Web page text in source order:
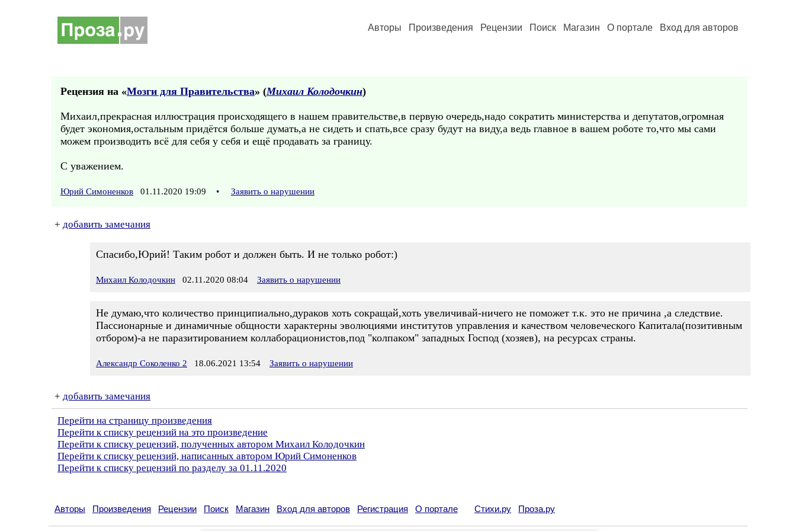
Авторы Произведения Рецензии Поиск Магазин О портале Вход для авторов
Рецензия на «Мозги для Правительства» (Михаил Колодочкин)
Михаил,прекрасная иллюстрация происходящего в нашем правительстве,в первую очередь,надо сократить министерства и депутатов,огромная
будет экономия,остальным придётся больше думать,а не сидеть и спать,все сразу будут на виду,а ведь главное в вашем роботе то,что мы сами
можем производить всё для себя у себя и ещё продавать за границу.
С уважением.
Юрий Симоненков 01.11.2020 19:09 • Заявить о нарушении
+ добавить замечания
Спасибо,Юрий! Таким робот и должен быть. И не только робот:)
Михаил Колодочкин 02.11.2020 08:04 Заявить о нарушении
Не думаю,что количество принципиально,дураков хоть сокращай,хоть увеличивай-ничего не поможет т.к. это не причина ,а следствие.
Пассионарные и динамичные общности характерны эволюциями институтов управления и качеством человеческого Капитала(позитивным
отбором)-а не паразитированием коллаборационистов,под "колпаком" западных Господ (хозяев), на ресурсах страны.
Александр Соколенко 2 18.06.2021 13:54 Заявить о нарушении
+ добавить замечания
Перейти на страницу произведения
Перейти к списку рецензий на это произведение
Перейти к списку рецензий, полученных автором Михаил Колодочкин
Перейти к списку рецензий, написанных автором Юрий Симоненков
Перейти к списку рецензий по разделу за 01.11.2020
Авторы Произведения Рецензии Поиск Магазин Вход для авторов Регистрация О портале Стихи.ру Проза.ру